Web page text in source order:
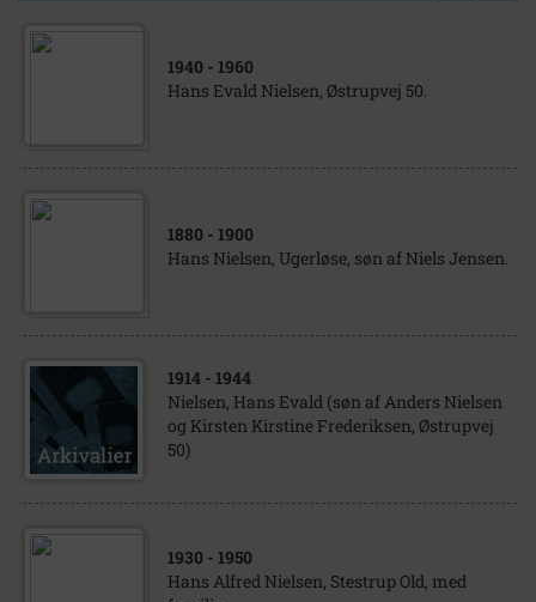
1940 - 1960
Hans Evald Nielsen, Østrupvej 50.
1880 - 1900
Hans Nielsen, Ugerløse, søn af Niels Jensen.
1914 - 1944
Nielsen, Hans Evald (søn af Anders Nielsen
og Kirsten Kirstine Frederiksen, Østrupvej
50)
1930 - 1950
Hans Alfred Nielsen, Stestrup Old, med